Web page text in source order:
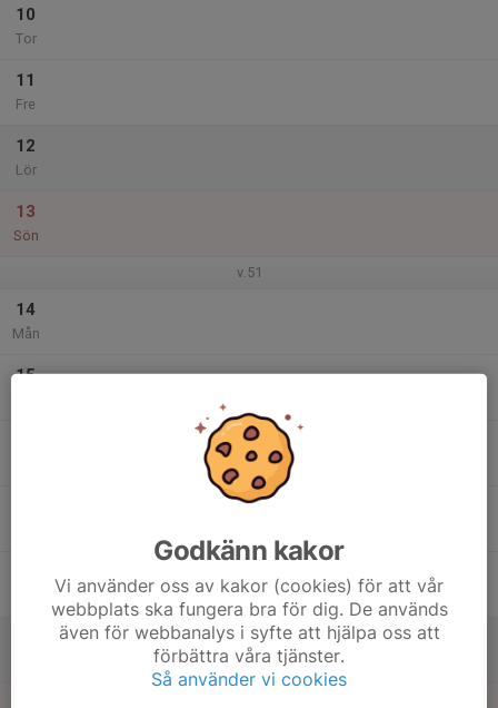
10
Tor
11
Fre
12
Lör
13
Sön
v.51
14
Mån
15
Godkänn kakor
Vi använder oss av kakor (cookies) för att vår
webbplats ska fungera bra för dig. De används
även för webbanalys i syfte att hjälpa oss att
förbättra våra tjänster.
Så använder vi cookies